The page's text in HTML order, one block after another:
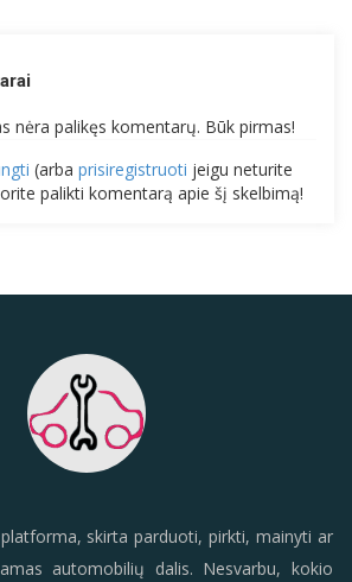
nėra palikęs komentarų. Būk pirmas!
(arba prisiregistruoti jeigu neturite
palikti komentarą apie šį skelbimą!
skirta parduoti, pirkti, mainyti ar
automobilių dalis. Nesvarbu, kokio